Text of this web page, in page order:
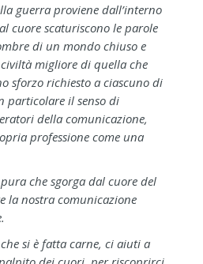
guerra proviene dall’interno
cuore scaturiscono le parole
di un mondo chiuso e
migliore di quella che
sforzo richiesto a ciascuno di
particolare il senso di
della comunicazione,
professione come una
che sgorga dal cuore del
la nostra comunicazione
si è fatta carne, ci aiuti a